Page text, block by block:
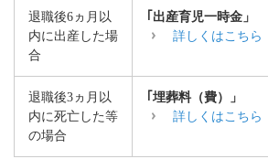
退職後6ヵ月以
内に出産した場
合
｢出産育児一時金」
詳しくはこちら
退職後3ヵ月以
内に死亡した等
の場合
｢埋葬料（費）」
詳しくはこちら